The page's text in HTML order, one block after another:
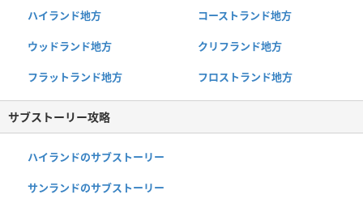
ハイランド地方 コーストランド地方
ウッドランド地方 クリフランド地方
フラットランド地方 フロストランド地方
サブストーリー攻略
ハイランドのサブストーリー
サンランドのサブストーリー